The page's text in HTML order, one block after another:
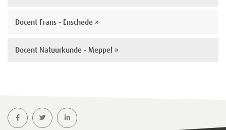
Docent Frans - Enschede »
Docent Natuurkunde - Meppel »